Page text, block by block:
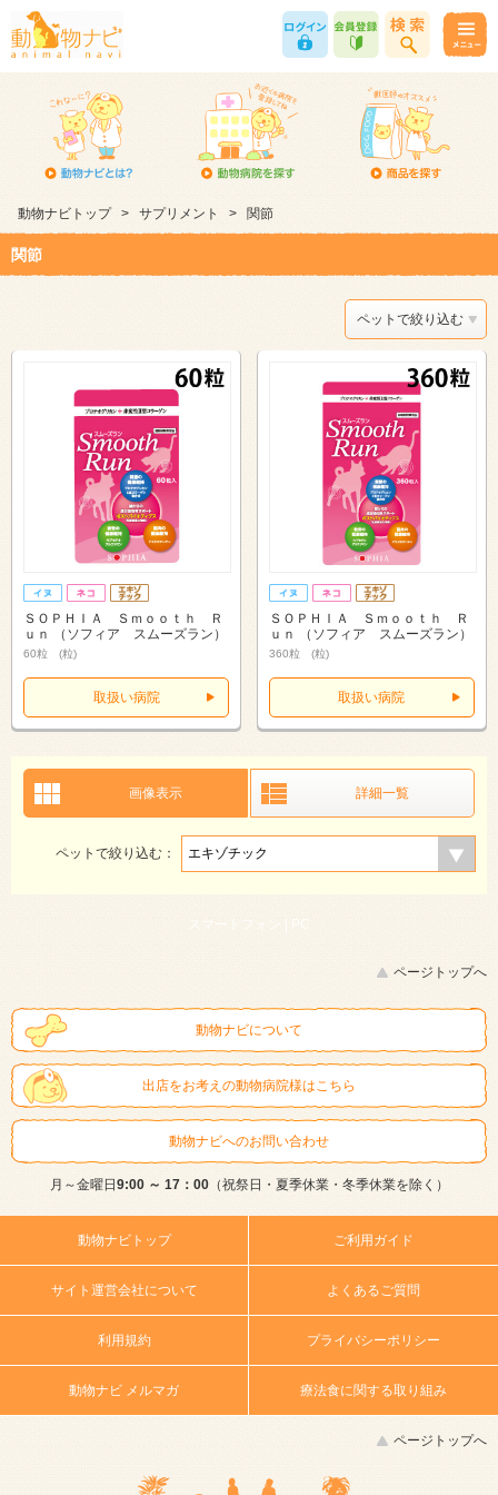
動物ナビトップ > サプリメント > 関節
関節
ペットで絞り込む
ＳＯＰＨＩＡ Ｓｍｏｏｔｈ Ｒ
ｕｎ （ソフィア スムーズラン）
60粒 (粒)
取扱い病院
ＳＯＰＨＩＡ Ｓｍｏｏｔｈ Ｒ
ｕｎ （ソフィア スムーズラン）
360粒 (粒)
取扱い病院
画像表示 詳細一覧
ペットで絞り込む：
スマートフォン | PC
ページトップへ
動物ナビについて
出店をお考えの動物病院様はこちら
動物ナビへのお問い合わせ
月～金曜日9:00 ～ 17：00（祝祭日・夏季休業・冬季休業を除く）
動物ナビトップ ご利用ガイド
サイト運営会社について よくあるご質問
利用規約 プライバシーポリシー
動物ナビ メルマガ 療法食に関する取り組み
ページトップへ